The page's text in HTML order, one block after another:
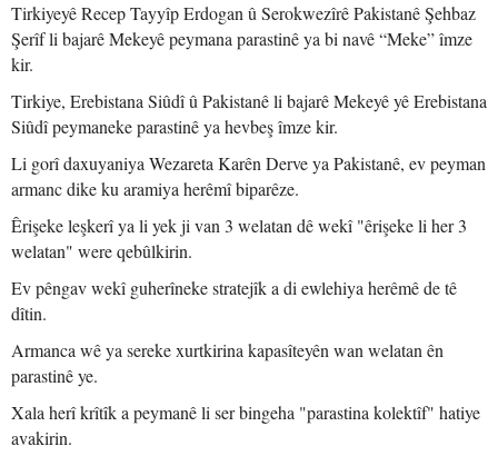
Tirkiyeyê Recep Tayyîp Erdogan û Serokwezîrê Pakistanê Şehbaz
Şerîf li bajarê Mekeyê peymana parastinê ya bi navê “Meke” îmze
kir.
Tirkiye, Erebistana Siûdî û Pakistanê li bajarê Mekeyê yê Erebistana
Siûdî peymaneke parastinê ya hevbeş îmze kir.
Li gorî daxuyaniya Wezareta Karên Derve ya Pakistanê, ev peyman
armanc dike ku aramiya herêmî biparêze.
Êrişeke leşkerî ya li yek ji van 3 welatan dê wekî "êrişeke li her 3
welatan" were qebûlkirin.
Ev pêngav wekî guherîneke stratejîk a di ewlehiya herêmê de tê
dîtin.
Armanca wê ya sereke xurtkirina kapasîteyên wan welatan ên
parastinê ye.
Xala herî krîtîk a peymanê li ser bingeha "parastina kolektîf" hatiye
avakirin.